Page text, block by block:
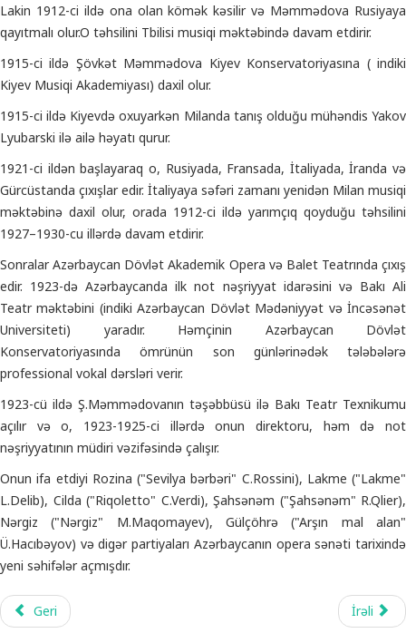
Lakin 1912-ci ildə ona olan kömək kəsilir və Məmmədova Rusiyaya
qayıtmalı olur.O təhsilini Tbilisi musiqi məktəbində davam etdirir.
1915-ci ildə Şövkət Məmmədova Kiyev Konservatoriyasına ( indiki
Kiyev Musiqi Akademiyası) daxil olur.
1915-ci ildə Kiyevdə oxuyarkən Milanda tanış olduğu mühəndis Yakov
Lyubarski ilə ailə həyatı qurur.
1921-ci ildən başlayaraq o, Rusiyada, Fransada, İtaliyada, İranda və
Gürcüstanda çıxışlar edir. İtaliyaya səfəri zamanı yenidən Milan musiqi
məktəbinə daxil olur, orada 1912-ci ildə yarımçıq qoyduğu təhsilini
1927–1930-cu illərdə davam etdirir.
Sonralar Azərbaycan Dövlət Akademik Opera və Balet Teatrında çıxış
edir. 1923-də Azərbaycanda ilk not nəşriyyat idarəsini və Bakı Ali
Teatr məktəbini (indiki Azərbaycan Dövlət Mədəniyyət və İncəsənət
Universiteti) yaradır. Həmçinin Azərbaycan Dövlət
Konservatoriyasında ömrünün son günlərinədək tələbələrə
professional vokal dərsləri verir.
1923-cü ildə Ş.Məmmədovanın təşəbbüsü ilə Bakı Teatr Texnikumu
açılır və o, 1923-1925-ci illərdə onun direktoru, həm də not
nəşriyyatının müdiri vəzifəsində çalışır.
Onun ifa etdiyi Rozina ("Sevilya bərbəri" C.Rossini), Lakme ("Lakme"
L.Delib), Cilda ("Riqoletto" C.Verdi), Şahsənəm ("Şahsənəm" R.Qlier),
Nərgiz ("Nərgiz" M.Maqomayev), Gülçöhrə ("Arşın mal alan"
Ü.Hacıbəyov) və digər partiyaları Azərbaycanın opera sənəti tarixində
yeni səhifələr açmışdır.
Geri İrəli